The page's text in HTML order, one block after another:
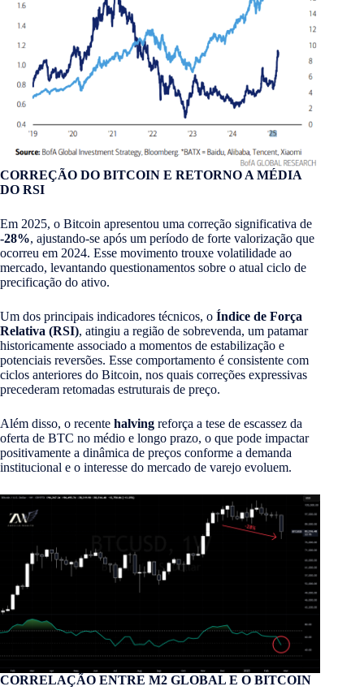
CORREÇÃO DO BITCOIN E RETORNO A MÉDIA
DO RSI
Em 2025, o Bitcoin apresentou uma correção significativa de
-28%, ajustando-se após um período de forte valorização que
ocorreu em 2024. Esse movimento trouxe volatilidade ao
mercado, levantando questionamentos sobre o atual ciclo de
precificação do ativo.
Um dos principais indicadores técnicos, o Índice de Força
Relativa (RSI), atingiu a região de sobrevenda, um patamar
historicamente associado a momentos de estabilização e
potenciais reversões. Esse comportamento é consistente com
ciclos anteriores do Bitcoin, nos quais correções expressivas
precederam retomadas estruturais de preço.
Além disso, o recente halving reforça a tese de escassez da
oferta de BTC no médio e longo prazo, o que pode impactar
positivamente a dinâmica de preços conforme a demanda
institucional e o interesse do mercado de varejo evoluem.
CORRELAÇÃO ENTRE M2 GLOBAL E O BITCOIN